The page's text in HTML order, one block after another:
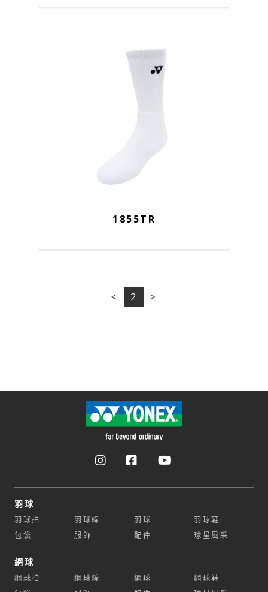
1855TR
< 2 >
羽球
羽球拍 羽球線 羽球
羽球鞋
包袋
服飾 配件 球星風采
網球
網球拍 網球線 網球
網球鞋